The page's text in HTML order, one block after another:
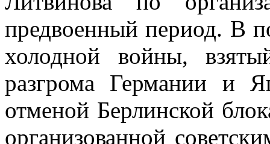
предвоенный период. В
холодной войны,
разгрома Германии и
отменой Берлинской
организованной